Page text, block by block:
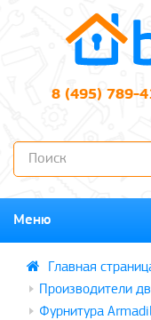
8 (495) 789-
Меню
Производители
Фурнитура